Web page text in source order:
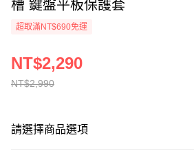
槽 鍵盤平板保護套
超取滿NT$690免運
NT$2,990
NT$2,290
請選擇商品選項